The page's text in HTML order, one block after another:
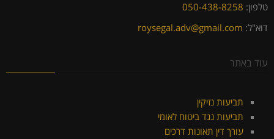
טלפון: 050-438-8258
דוא"ל: roysegal.adv@gmail.com
עוד באתר
תביעות נזיקין
תביעות נגד ביטוח לאומי
עורך דין תאונות דרכים